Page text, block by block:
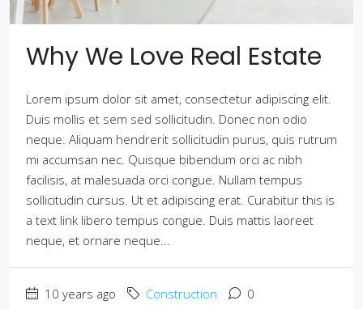
Why We Love Real Estate
Lorem ipsum dolor sit amet, consectetur adipiscing elit.
Duis mollis et sem sed sollicitudin. Donec non odio
neque. Aliquam hendrerit sollicitudin purus, quis rutrum
mi accumsan nec. Quisque bibendum orci ac nibh
facilisis, at malesuada orci congue. Nullam tempus
sollicitudin cursus. Ut et adipiscing erat. Curabitur this is
a text link libero tempus congue. Duis mattis laoreet
neque, et ornare neque...
10 years ago Construction 0